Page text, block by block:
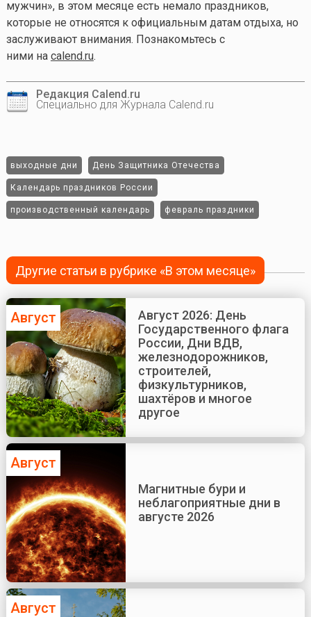
мужчин», в этом месяце есть немало праздников,
которые не относятся к официальным датам отдыха, но
заслуживают внимания. Познакомьтесь с
ними на calend.ru.
Редакция Calend.ru
Специально для Журнала Calend.ru
выходные дни День Защитника Отечества
Календарь праздников России
производственный календарь февраль праздники
Другие статьи в рубрике «В этом месяце»
Август
Август 2026: День
Государственного флага
России, Дни ВДВ,
железнодорожников,
строителей,
физкультурников,
шахтёров и многое
другое
Август
Магнитные бури и
неблагоприятные дни в
августе 2026
Август